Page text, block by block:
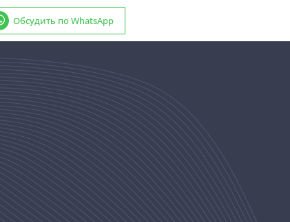
Обсудить по WhatsApp